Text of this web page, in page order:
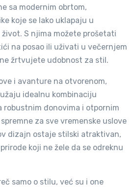
sa modernim obrtom,
koje se lako uklapaju u
S njima možete prošetati
na posao ili uživati u večernjem
žrtvujete udobnost za stil.
i avanture na otvorenom,
idealnu kombinaciju
robustnim đonovima i otpornim
za sve vremenske uslove
dizajn ostaje stilski atraktivan,
koji ne žele da se odreknu
samo o stilu, već su i one